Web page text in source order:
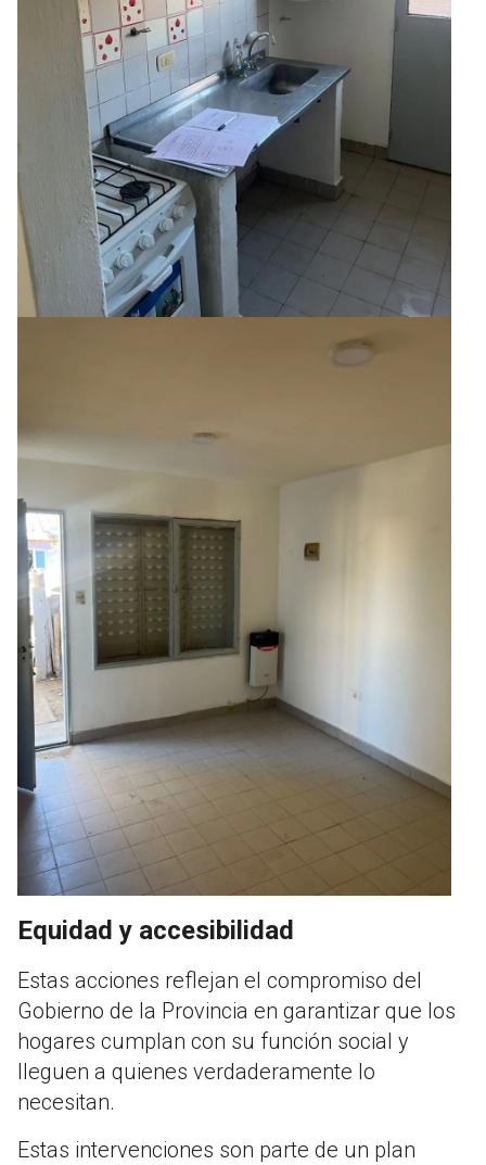
Equidad y accesibilidad
Estas acciones reflejan el compromiso del
Gobierno de la Provincia en garantizar que los
hogares cumplan con su función social y
lleguen a quienes verdaderamente lo
necesitan.
Estas intervenciones son parte de un plan